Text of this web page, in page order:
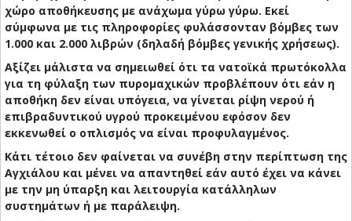
χώρο αποθήκευσης με ανάχωμα γύρω γύρω. Εκεί
σύμφωνα με τις πληροφορίες φυλάσσονταν βόμβες των
1.000 και 2.000 λιβρών (δηλαδή βόμβες γενικής χρήσεως).
Αξίζει μάλιστα να σημειωθεί ότι τα νατοϊκά πρωτόκολλα
για τη φύλαξη των πυρομαχικών προβλέπουν ότι εάν η
αποθήκη δεν είναι υπόγεια, να γίνεται ρίψη νερού ή
επιβραδυντικού υγρού προκειμένου εφόσον δεν
εκκενωθεί ο οπλισμός να είναι προφυλαγμένος.
Κάτι τέτοιο δεν φαίνεται να συνέβη στην περίπτωση της
Αγχιάλου και μένει να απαντηθεί εάν αυτό έχει να κάνει
με την μη ύπαρξη και λειτουργία κατάλληλων
συστημάτων ή με παράλειψη.